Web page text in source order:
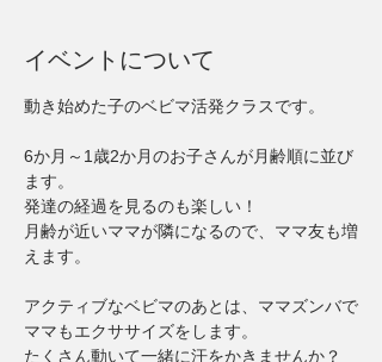
イベントについて
動き始めた子のベビマ活発クラスです。
6か月～1歳2か月のお子さんが月齢順に並び
ます。
発達の経過を見るのも楽しい！
月齢が近いママが隣になるので、ママ友も増
えます。
アクティブなベビマのあとは、ママズンバで
ママもエクササイズをします。
たくさん動いて一緒に汗をかきませんか？